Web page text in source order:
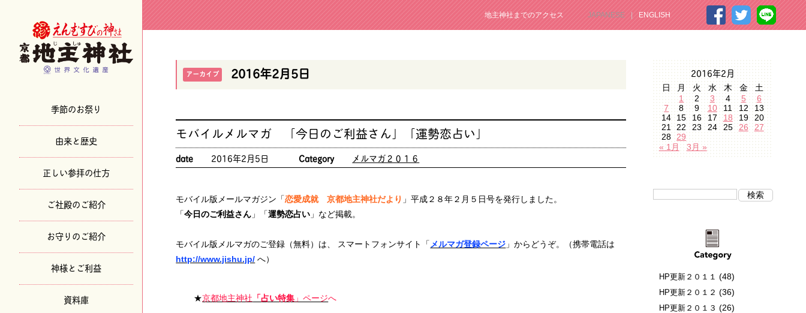
季節のお祭り
由来と歴史
正しい参拝の仕方
ご社殿のご紹介
お守りのご紹介
神様とご利益
資料庫
地主神社までのアクセス JAPANESE ENGLISH
アーカイブ 2016年2月5日
モバイルメルマガ 「今日のご利益さん」「運勢恋占い」
date 2016年2月5日 Category メルマガ２０１６
モバイル版メールマガジン「恋愛成就 京都地主神社だより 」平成２８年２月５日号を発行しました。
「今日のご利益さん 」「運勢恋占い 」など掲載。
モバイル版メルマガのご登録（無料）は、 スマートフォンサイト「メルマガ登録ページ 」からどうぞ。（携帯電話は
http://www.jishu.jp/ へ）
★京都地主神社 「占い特集 」ページへ
2016年2月
日 月 火 水 木 金
土
1
2 3 4 5
6
7
8 9 10 11 12
13
14
15 16 17 18 19
20
21
22 23 24 25 26
27
28
29
« 1月
3月 »
HP更新２０１１ (48)
HP更新２０１２ (36)
HP更新２０１３ (26)